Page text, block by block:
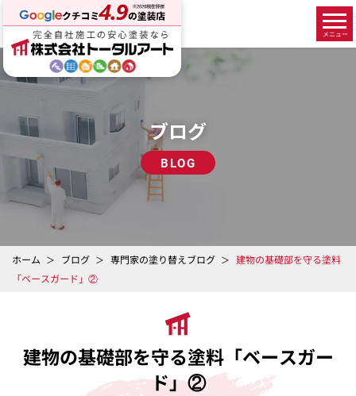
ブログ
BLOG
ホーム ブログ 専門家の塗り替えブログ
建物の基礎部を守る塗料
「ベースガード」②
建物の基礎部を守る塗料「ベースガー
ド」②